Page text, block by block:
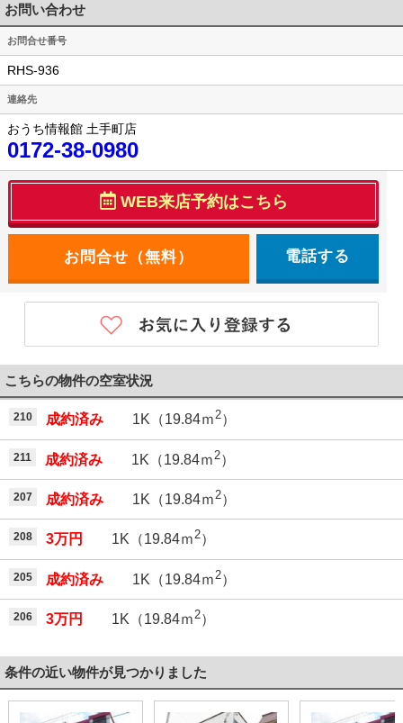
お問い合わせ
お問合せ番号
RHS-936
連絡先
おうち情報館 土手町店
0172-38-0980
WEB来店予約はこちら
電話する
こちらの物件の空室状況
210 成約済み 1K（19.84ｍ2）
211 成約済み 1K（19.84ｍ 2）
207 成約済み 1K（19.84ｍ2）
208 3万円 1K（19.84ｍ2）
205 成約済み 1K（19.84ｍ 2）
206 3万円 1K（19.84ｍ2）
条件の近い物件が見つかりました